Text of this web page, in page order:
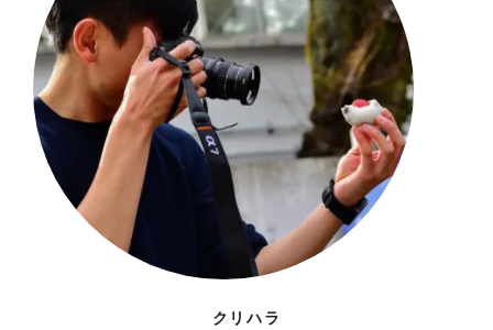
クリハラ